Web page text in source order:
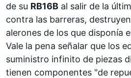
de su RB16B al salir de la
contra las barreras,
alerones de los que disponía
Vale la pena señalar que los
suministro infinito de piezas
tienen componentes "de